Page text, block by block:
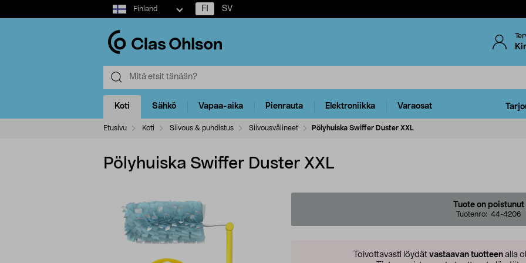
Select
market
Finland FI SV
Koti Sähkö Vapaa-aika Pienrauta Elektroniikka Varaosat
Etusivu Koti Siivous & puhdistus Siivousvälineet Pölyhuiska Swiffer Duster XXL
Pölyhuiska Swiffer Duster XXL
Tuote on poistunut
Tuotenro: 44-4206
Toivottavasti löydät vastaavan tuotteen alla